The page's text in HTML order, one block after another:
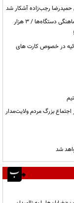
حمیدرضا رجب‌زاده آشکار شد
ریمـدان؛ مرزی گرفتار در صف، کمبود زیرساخت و ضعف هماهنگی دستگاه‌ها / ۳ هزار
در خصوص کارت های
بزرگ مردم ولایت‌مدار
شد